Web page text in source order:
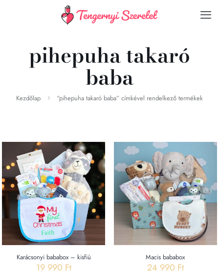
pihepuha takaró
baba
Kezdőlap “pihepuha takaró baba” címkével rendelkező termékek
Karácsonyi bababox – kisfiú
19 990 Ft
Macis bababox
24 990 Ft